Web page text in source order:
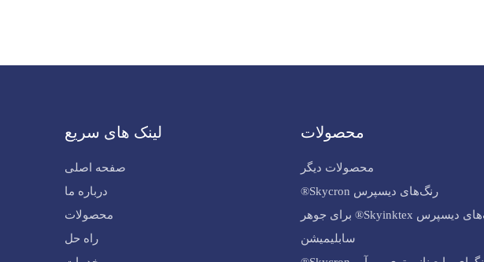
لینک های سریع
صفحه اصلی
درباره ما
محصولات
راه حل
محصولات
محصولات دیگر
رنگ‌های دیسپرس Skycron®
رنگ‌های دیسپرس Skyinktex® برای جوهر
سابلیمیشن